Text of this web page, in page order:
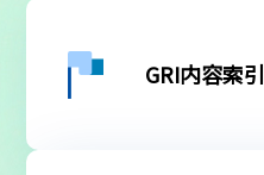
GRI内容索引